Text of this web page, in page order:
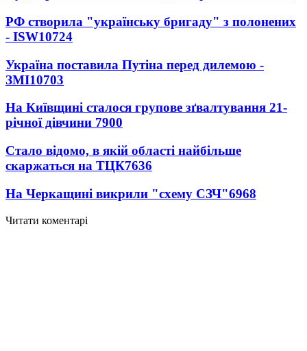
РФ створила "українську бригаду" з полонених
- ISW10724
Україна поставила Путіна перед дилемою -
ЗМІ10703
На Київщині сталося групове зґвалтування 21-
річної дівчини 7900
Стало відомо, в якій області найбільше
скаржаться на ТЦК7636
На Черкащині викрили "схему СЗЧ"6968
Читати коментарі